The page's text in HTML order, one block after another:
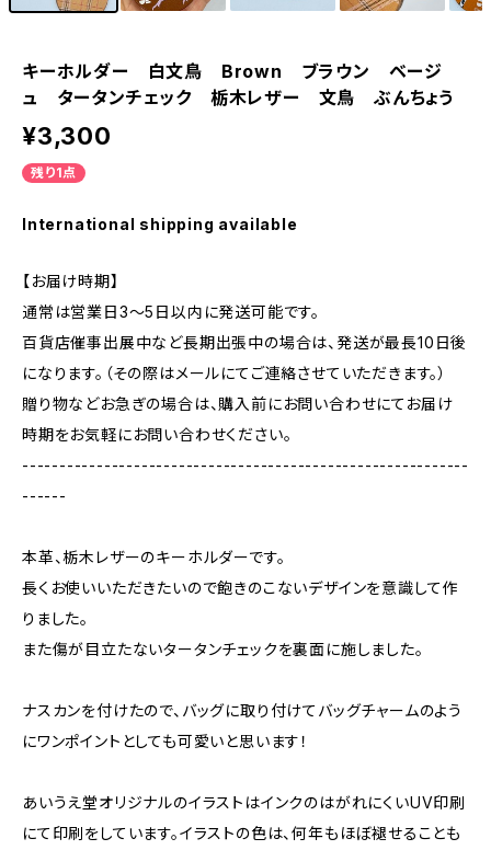
キーホルダー 白文鳥 Brown ブラウン ベージ
ュ タータンチェック 栃木レザー 文鳥 ぶんちょう
¥3,300
残り1点
International shipping available
【お届け時期】
通常は営業日3〜5日以内に発送可能です。
百貨店催事出展中など長期出張中の場合は、発送が最長10日後
になります。（その際はメールにてご連絡させていただきます。）
贈り物などお急ぎの場合は、購入前にお問い合わせにてお届け
時期をお気軽にお問い合わせください。
------------------------------------------------------------
------
本革、栃木レザーのキーホルダーです。
長くお使いいただきたいので飽きのこないデザインを意識して作
りました。
また傷が目立たないタータンチェックを裏面に施しました。
ナスカンを付けたので、バッグに取り付けてバッグチャームのよう
にワンポイントとしても可愛いと思います！
あいうえ堂オリジナルのイラストはインクのはがれにくいUV印刷
にて印刷をしています。イラストの色は、何年もほぼ褪せることも